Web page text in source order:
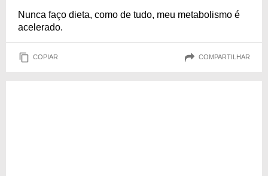
Nunca faço dieta, como de tudo, meu metabolismo é
acelerado.
COPIAR COMPARTILHAR